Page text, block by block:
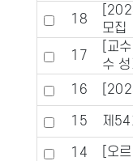
18
모집
17
[교
수
16
15 제54
14 [오